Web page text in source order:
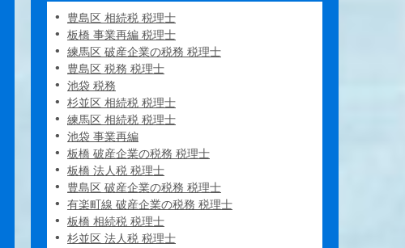
豊島区 相続税 税理士
板橋 事業再編 税理士
練馬区 破産企業の税務 税理士
豊島区 税務 税理士
池袋 税務
杉並区 相続税 税理士
練馬区 相続税 税理士
池袋 事業再編
板橋 破産企業の税務 税理士
板橋 法人税 税理士
豊島区 破産企業の税務 税理士
有楽町線 破産企業の税務 税理士
板橋 相続税 税理士
杉並区 法人税 税理士